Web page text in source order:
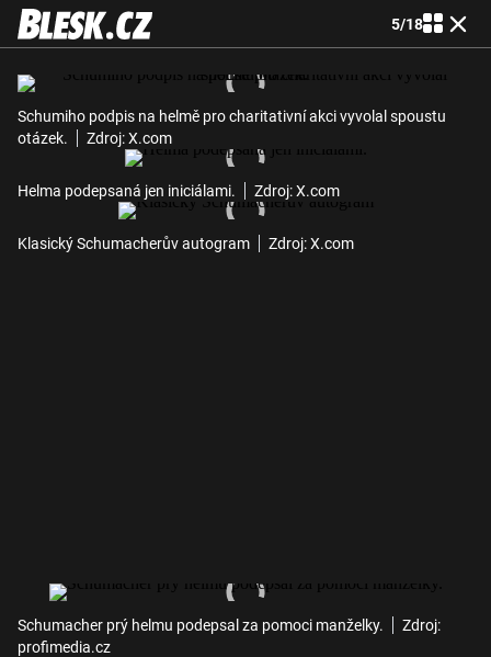
5/18
Schumiho podpis na helmě pro charitativní akci vyvolal spoustu
otázek.
Zdroj: X.com
Helma podepsaná jen iniciálami. Zdroj: X.com
Klasický Schumacherův autogram Zdroj: X.com
Schumacher prý helmu podepsal za pomoci manželky.
Zdroj:
profimedia.cz